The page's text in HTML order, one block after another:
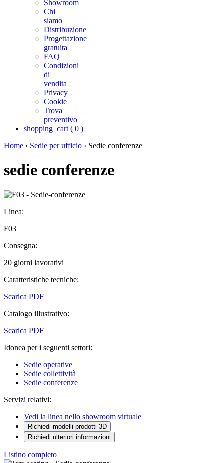
Showroom
Chi
siamo
Distribuzione
Progettazione
gratuita
FAQ
Condizioni
di
vendita
Privacy
Cookie
Trova
preventivo
shopping_cart ( 0 )
Home › Sedie per ufficio › Sedie conferenze
sedie conferenze
Linea:
F03
Consegna:
20 giorni lavorativi
Caratteristiche tecniche:
Scarica PDF
Catalogo illustrativo:
Scarica PDF
Idonea per i seguenti settori:
Sedie operative
Sedie collettività
Sedie conferenze
Servizi relativi:
Vedi la linea nello showroom virtuale
Richiedi modelli prodotti 3D
Richiedi ulteriori informazioni
Listino completo